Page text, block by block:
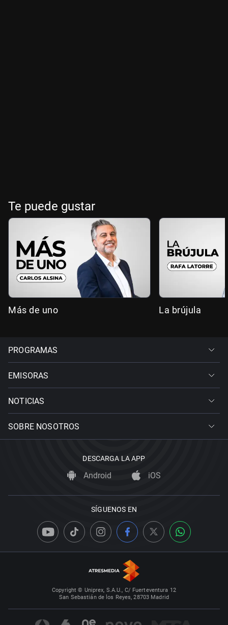
Te puede gustar
Más de uno La brújula
PROGRAMAS
EMISORAS
NOTICIAS
SOBRE NOSOTROS
DESCARGA LA APP
Android iOS
SÍGUENOS EN
Copyright © Uniprex, S.A.U., C/ Fuerteventura 12
San Sebastián de los Reyes, 28703 Madrid